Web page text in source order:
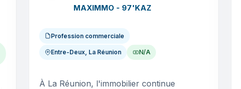
MAXIMMO - 97'KAZ
Profession commerciale
Entre-Deux, La Réunion N/A
À La Réunion, l'immobilier continue